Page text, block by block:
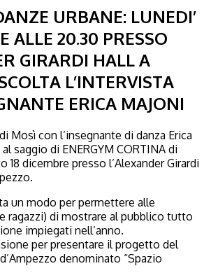
URBANE: LUNEDI’
ALLE 20.30 PRESSO
GIRARDI HALL A
L’INTERVISTA
ERICA MAJONI
Mosì con l’insegnante di danza Erica
saggio di ENERGYM CORTINA di
18 dicembre presso l’Alexander Girardi
un modo per permettere alle
ragazzi) di mostrare al pubblico tutto
impiegati nell’anno.
per presentare il progetto del
denominato “Spazio